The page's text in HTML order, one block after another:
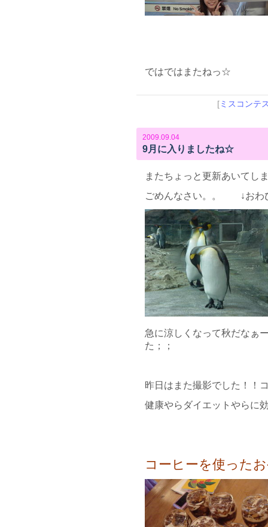
ではではまたねっ☆
[ミスコンテ
2009.09.04
9月に入りましたね☆
またちょっと更新あいてし
ごめんなさい。。 ↓おわ
急に涼しくなって秋だなぁ
た；；
昨日はまた撮影でした！！
健康やらダイエットやらに
コーヒーを使った